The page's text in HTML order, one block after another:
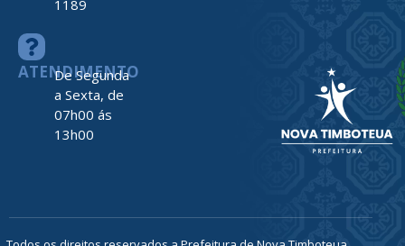
1189
ATENDIMENTO
De Segunda
a Sexta, de
07h00 ás
13h00